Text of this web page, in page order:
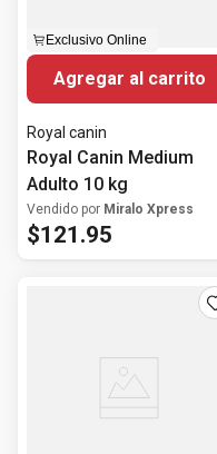
Exclusivo Online
Agregar al carrito
Royal canin
Royal Canin Medium
Adulto 10 kg
Vendido por Miralo Xpress
$121 .95